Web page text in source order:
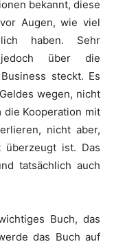
bekannt, diese
Augen, wie viel
haben. Sehr
über die
steckt. Es
wegen, nicht
die Kooperation mit
nicht aber,
ist. Das
tatsächlich auch
Buch, das
das Buch auf